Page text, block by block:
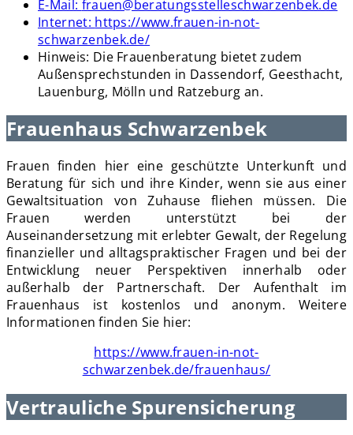
E-Mail: frauen@beratungsstelleschwarzenbek.de
Internet: https://www.frauen-in-not-
schwarzenbek.de/
Hinweis: Die Frauenberatung bietet zudem
Außensprechstunden in Dassendorf, Geesthacht,
Lauenburg, Mölln und Ratzeburg an.
Frauenhaus Schwarzenbek
Frauen finden hier eine geschützte Unterkunft und
Beratung für sich und ihre Kinder, wenn sie aus einer
Gewaltsituation von Zuhause fliehen müssen. Die
Frauen werden unterstützt bei der
Auseinandersetzung mit erlebter Gewalt, der Regelung
finanzieller und alltagspraktischer Fragen und bei der
Entwicklung neuer Perspektiven innerhalb oder
außerhalb der Partnerschaft. Der Aufenthalt im
Frauenhaus ist kostenlos und anonym. Weitere
Informationen finden Sie hier:
https://www.frauen-in-not-
schwarzenbek.de/frauenhaus/
Vertrauliche Spurensicherung